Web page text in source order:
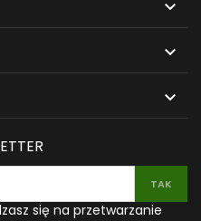



się na przetwarzanie